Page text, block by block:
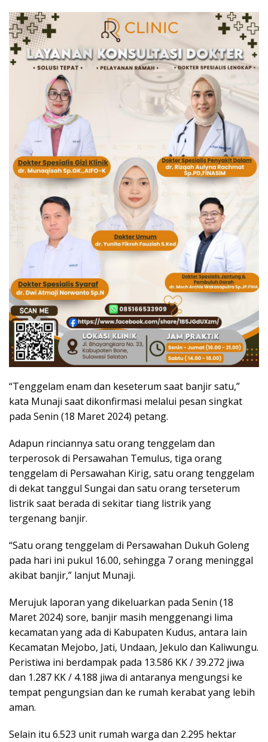
“Tenggelam enam dan keseterum saat banjir satu,”
kata Munaji saat dikonfirmasi melalui pesan singkat
pada Senin (18 Maret 2024) petang.
Adapun rinciannya satu orang tenggelam dan
terperosok di Persawahan Temulus, tiga orang
tenggelam di Persawahan Kirig, satu orang tenggelam
di dekat tanggul Sungai dan satu orang terseterum
listrik saat berada di sekitar tiang listrik yang
tergenang banjir.
“Satu orang tenggelam di Persawahan Dukuh Goleng
pada hari ini pukul 16.00, sehingga 7 orang meninggal
akibat banjir,” lanjut Munaji.
Merujuk laporan yang dikeluarkan pada Senin (18
Maret 2024) sore, banjir masih menggenangi lima
kecamatan yang ada di Kabupaten Kudus, antara lain
Kecamatan Mejobo, Jati, Undaan, Jekulo dan Kaliwungu.
Peristiwa ini berdampak pada 13.586 KK / 39.272 jiwa
dan 1.287 KK / 4.188 jiwa di antaranya mengungsi ke
tempat pengungsian dan ke rumah kerabat yang lebih
aman.
Selain itu 6.523 unit rumah warga dan 2.295 hektar